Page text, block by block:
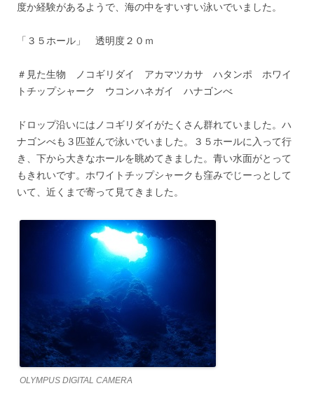
度か経験があるようで、海の中をすいすい泳いでいました。
「３５ホール」 透明度２０ｍ
＃見た生物 ノコギリダイ アカマツカサ ハタンポ ホワイ
トチップシャーク ウコンハネガイ ハナゴンべ
ドロップ沿いにはノコギリダイがたくさん群れていました。ハ
ナゴンべも３匹並んで泳いでいました。３５ホールに入って行
き、下から大きなホールを眺めてきました。青い水面がとって
もきれいです。ホワイトチップシャークも窪みでじーっとして
いて、近くまで寄って見てきました。
OLYMPUS DIGITAL CAMERA